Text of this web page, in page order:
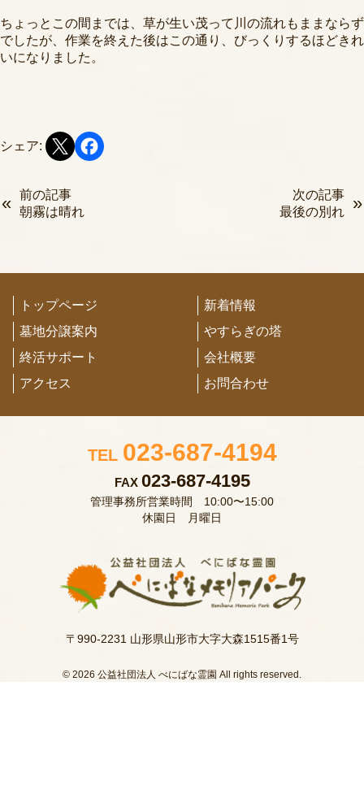
ちょっとこの間までは、草が生い茂って川の流れもままならず
でしたが、作業を終えた後はこの通り、びっくりするほどきれ
いになりました。
シェア:
前の記事
朝霧は晴れ
次の記事
最後の別れ
トップページ
新着情報
墓地分譲案内
やすらぎの塔
終活サポート
会社概要
アクセス
お問合わせ
〒990-2231 山形県山形市大字大森1515番1号
TEL 023-687-4194
FAX 023-687-4195
管理事務所営業時間 10:00〜15:00
休園日 月曜日
© 2026 公益社団法人 べにばな霊園 All rights reserved.